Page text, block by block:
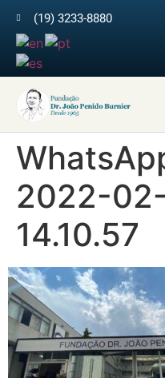
(19) 3233-8880
2022-
14.10.57